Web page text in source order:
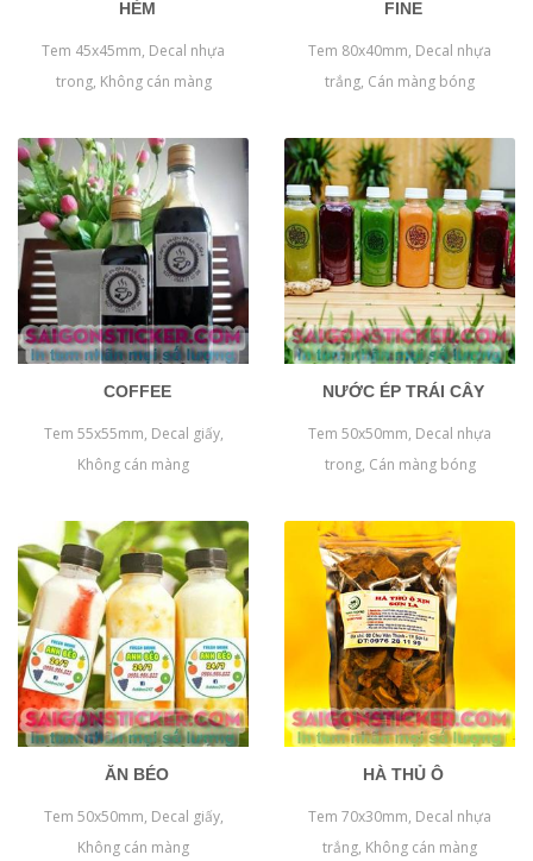
HẺM
Tem 45x45mm, Decal nhựa
trong, Không cán màng
FINE
Tem 80x40mm, Decal nhựa
trắng, Cán màng bóng
COFFEE
Tem 55x55mm, Decal giấy,
Không cán màng
NƯỚC ÉP TRÁI CÂY
Tem 50x50mm, Decal nhựa
trong, Cán màng bóng
ĂN BÉO
Tem 50x50mm, Decal giấy,
Không cán màng
HÀ THỦ Ô
Tem 70x30mm, Decal nhựa
trắng, Không cán màng